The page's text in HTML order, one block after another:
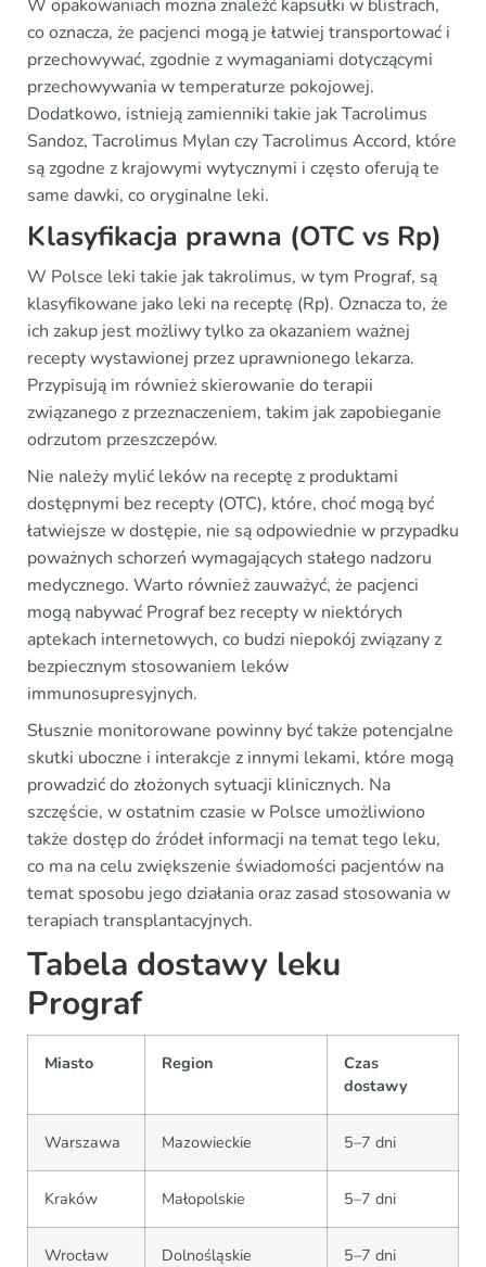
W opakowaniach można znaleźć kapsułki w blistrach,
co oznacza, że pacjenci mogą je łatwiej transportować i
przechowywać, zgodnie z wymaganiami dotyczącymi
przechowywania w temperaturze pokojowej.
Dodatkowo, istnieją zamienniki takie jak Tacrolimus
Sandoz, Tacrolimus Mylan czy Tacrolimus Accord, które
są zgodne z krajowymi wytycznymi i często oferują te
same dawki, co oryginalne leki.
Klasyfikacja prawna (OTC vs Rp)
W Polsce leki takie jak takrolimus, w tym Prograf, są
klasyfikowane jako leki na receptę (Rp). Oznacza to, że
ich zakup jest możliwy tylko za okazaniem ważnej
recepty wystawionej przez uprawnionego lekarza.
Przypisują im również skierowanie do terapii
związanego z przeznaczeniem, takim jak zapobieganie
odrzutom przeszczepów.
Nie należy mylić leków na receptę z produktami
dostępnymi bez recepty (OTC), które, choć mogą być
łatwiejsze w dostępie, nie są odpowiednie w przypadku
poważnych schorzeń wymagających stałego nadzoru
medycznego. Warto również zauważyć, że pacjenci
mogą nabywać Prograf bez recepty w niektórych
aptekach internetowych, co budzi niepokój związany z
bezpiecznym stosowaniem leków
immunosupresyjnych.
Słusznie monitorowane powinny być także potencjalne
skutki uboczne i interakcje z innymi lekami, które mogą
prowadzić do złożonych sytuacji klinicznych. Na
szczęście, w ostatnim czasie w Polsce umożliwiono
także dostęp do źródeł informacji na temat tego leku,
co ma na celu zwiększenie świadomości pacjentów na
temat sposobu jego działania oraz zasad stosowania w
terapiach transplantacyjnych.
Tabela dostawy leku
Prograf
Miasto Region
Czas
dostawy
Warszawa Mazowieckie 5–7 dni
Kraków Małopolskie 5–7 dni
Wrocław Dolnośląskie 5–7 dni